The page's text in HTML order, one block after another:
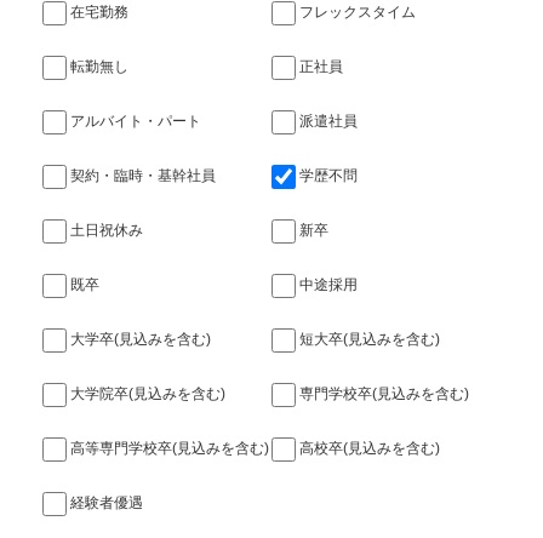
在宅勤務 フレックスタイム
転勤無し 正社員
アルバイト・パート 派遣社員
契約・臨時・基幹社員 学歴不問
土日祝休み 新卒
既卒 中途採用
大学卒(見込みを含む) 短大卒(見込みを含む)
大学院卒(見込みを含む) 専門学校卒(見込みを含む)
高等専門学校卒(見込みを含む) 高校卒(見込みを含む)
経験者優遇